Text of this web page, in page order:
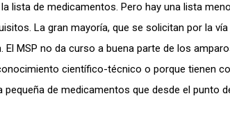
lista de medicamentos. Pero hay una lista
La gran mayoría, que se solicitan por la
MSP no da curso a buena parte de los
científico-técnico o porque tienen
pequeña de medicamentos que desde el punto